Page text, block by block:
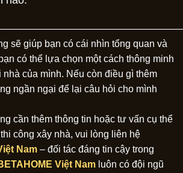
sẽ giúp bạn có cái nhìn tổng quan và
có thể lựa chọn một cách thông minh
của mình. Nếu còn điều gì thêm
ngần ngại để lại câu hỏi cho mình
cần thêm thông tin hoặc tư vấn cụ thể
công xây nhà, vui lòng liên hệ
Nam – đối tác đáng tin cậy trong
Việt Nam luôn có đội ngũ